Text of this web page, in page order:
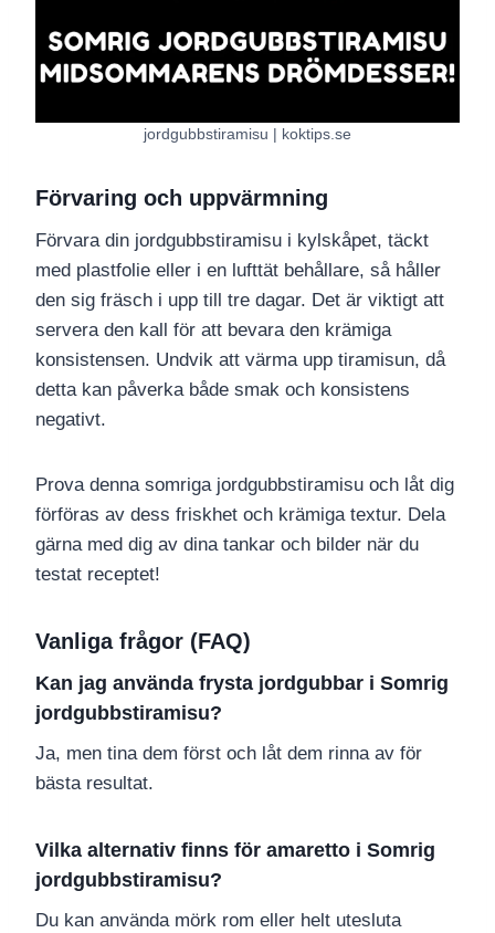
jordgubbstiramisu | koktips.se
Förvaring och uppvärmning
Förvara din jordgubbstiramisu i kylskåpet, täckt
med plastfolie eller i en lufttät behållare, så håller
den sig fräsch i upp till tre dagar. Det är viktigt att
servera den kall för att bevara den krämiga
konsistensen. Undvik att värma upp tiramisun, då
detta kan påverka både smak och konsistens
negativt.
Prova denna somriga jordgubbstiramisu och låt dig
förföras av dess friskhet och krämiga textur. Dela
gärna med dig av dina tankar och bilder när du
testat receptet!
Vanliga frågor (FAQ)
Kan jag använda frysta jordgubbar i Somrig
jordgubbstiramisu?
Ja, men tina dem först och låt dem rinna av för
bästa resultat.
Vilka alternativ finns för amaretto i Somrig
jordgubbstiramisu?
Du kan använda mörk rom eller helt utesluta